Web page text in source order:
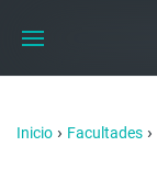
Inicio › Facultades ›